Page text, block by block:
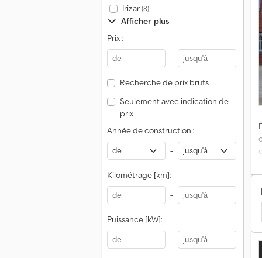
Irizar(8)
Afficher plus
Prix :
-
Recherche de prix bruts
Seulement avec indication de
prix
Année de construction :
-
Kilométrage [km]:
-
Puissance [kW]:
-